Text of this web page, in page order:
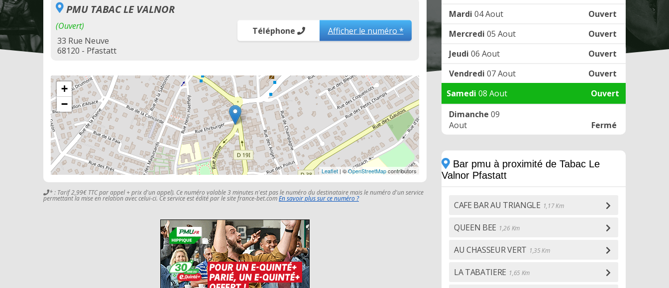
PMU TABAC LE VALNOR
(Ouvert)
33 Rue Neuve
68120 - Pfastatt
Téléphone Afficher le numéro *
+
−
Leaflet | ©OpenStreetMapcontributors
* : Tarif 2,99€ TTC par appel + prix d'un appel). Ce numéro valable 3 minutes n'est pas le numéro du destinataire mais le numéro d'un service
permettant la mise en relation avec celui-ci. Ce service est édité par le site france-bet.comEn savoir plus sur ce numéro ?
Mardi 04 Aout
Ouvert
Mercredi 05 Aout
Ouvert
Jeudi 06 Aout
Ouvert
Vendredi 07 Aout
Ouvert
Samedi 08 Aout
Ouvert
Dimanche 09
Aout
Fermé
Bar pmu à proximité de Tabac Le
Valnor Pfastatt
CAFE BAR AU TRIANGLE 1,17 Km
QUEEN BEE 1,26 Km
AU CHASSEUR VERT 1,35 Km
LA TABATIERE 1,65 Km